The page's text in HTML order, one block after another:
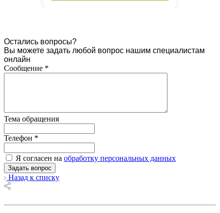
Остались вопросы?
Вы можете задать любой вопрос нашим специалистам
онлайн
Сообщение *
Тема обращения
Телефон *
Я согласен на обработку персональных данных
Назад к списку